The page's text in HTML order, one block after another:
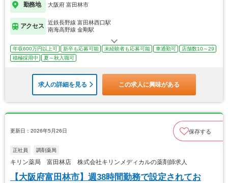
勤務地 大阪府 富田林市
アクセス
近鉄長野線 富田林西口駅
南海高野線 金剛駅
年収600万円以上可 新卒も応募可能 未経験者も応募可能 車通勤可
店舗数10～29
積極採用中
夏～秋入職可
求人の詳細を見る この求人に興味がある
更新日：2026年5月26日 保存する
正社員 調剤薬局
キリン薬局 富田林店 株式会社キリンメディカルの薬剤師求人
【大阪府富田林市】週38時間勤務で設定されてお